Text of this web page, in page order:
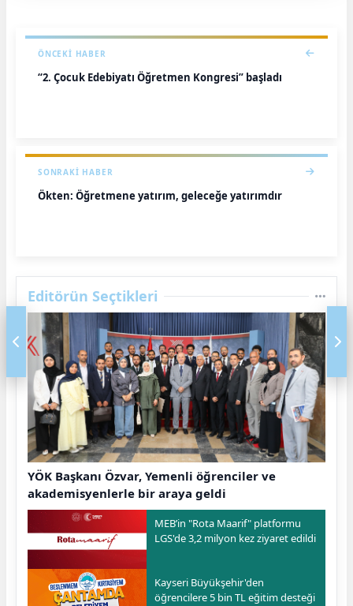
ÖNCEKI HABER
“2. Çocuk Edebiyatı Öğretmen Kongresi” başladı
SONRAKI HABER
Ökten: Öğretmene yatırım, geleceğe yatırımdır
Editörün Seçtikleri
YÖK Başkanı Özvar, Yemenli öğrenciler ve
akademisyenlerle bir araya geldi
MEB’in "Rota Maarif" platformu
LGS'de 3,2 milyon kez ziyaret edildi
Kayseri Büyükşehir'den
öğrencilere 5 bin TL eğitim desteği